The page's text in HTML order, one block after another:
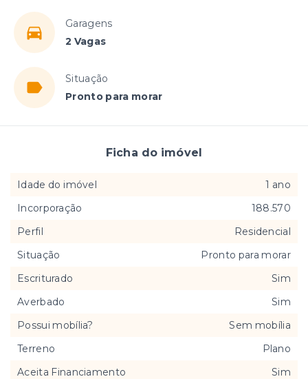
Garagens
2 Vagas
Situação
Pronto para morar
Ficha do imóvel
Idade do imóvel
1 ano
Incorporação
188.570
Perfil
Residencial
Situação
Pronto para morar
Escriturado
Sim
Averbado
Sim
Possui mobília?
Sem mobília
Terreno
Plano
Aceita Financiamento
Sim